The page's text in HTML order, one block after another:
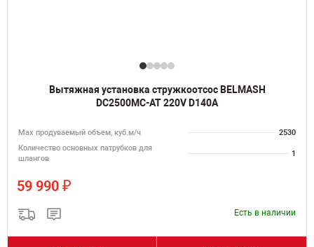
Вытяжная установка стружкоотсос BELMASH
DC2500MC-AT 220V D140A
Мах продуваемый объем, куб.м/ч
2530
Количество основных патрубков для
шлангов
1
59 990 ₽
Есть в наличии